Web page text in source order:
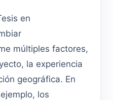
en
múltiples factores,
la experiencia
geográfica. En
los